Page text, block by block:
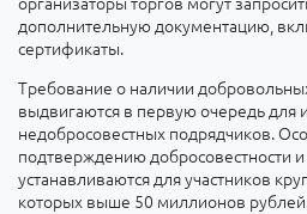
дополнительную документацию,
сертификаты.
Требование о наличии
выдвигаются в первую очередь для
недобросовестных подрядчиков.
подтверждению добросовестности
устанавливаются для участников
которых выше 50 миллионов